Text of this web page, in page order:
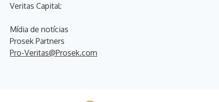
Veritas Capital:
Mídia de notícias
Prosek Partners
Pro-Veritas@Prosek.com